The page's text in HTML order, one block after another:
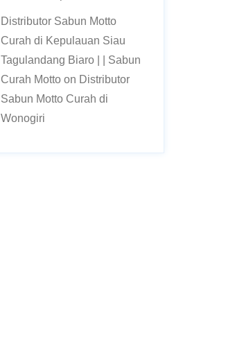
Distributor Sabun Motto
Curah di Kepulauan Siau
Tagulandang Biaro | | Sabun
Curah Mottoon Distributor
Sabun Motto Curah di
Wonogiri